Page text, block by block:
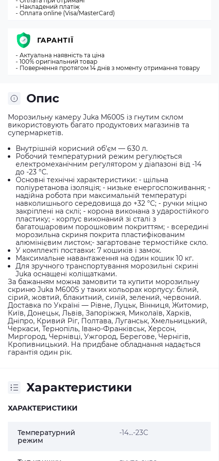
Опис
Морозильну камеру Juka M600S із гнутим склом
використовують багато продуктових магазинів та
супермаркетів.
Внутрішній корисний об’єм — 630 л.
Робочий температурний режим регулюється
електромеханічним регулятором у діапазоні від -14
до -23 °C.
Основні технічні характеристики: - щільна
поліуретанова ізоляція; - низьке енергоспоживання; -
надійна робота при максимальній температурі
навколишнього середовища до +32 °C; - ручки міцно
закріплені на склі; - корона виконана з ударостійкого
пластику; - корпус виконаний зі сталі з
багатошаровим порошковим покриттям; - всередині
морозильна скриня покрита пластифікованим
алюмінієвим листом;- загартоване термостійке скло.
У комплекті поставки: 7 кошиків і замок.
Максимальне навантаження на один кошик 10 кг.
Для зручного транспортування морозильні скрині
Juka оснащені коліщатками.
За бажанням можна замовити та купити морозильну
скриню Juka M600S у таких кольорах корпусу: білий,
сірий, жовтий, блакитний, синій, зелений, червоний.
Доставка по Україні — Рівне, Луцьк, Вінниця, Житомир,
Київ, Донецьк, Львів, Запоріжжя, Миколаїв, Харків,
Дніпро, Кривий Ріг, Полтава, Луганськ, Хмельницький,
Черкаси, Тернопіль, Івано-Франківськ, Херсон,
Миргород, Чернівці, Ужгород, Берегове, Чернігів,
Кропивницький. На придбане обладнання надається
гарантія один рік.
Характеристики
ХАРАКТЕРИСТИКИ
Температурний
режим
-14...-23С
- Накладений платіж
- Оплата online (Visa/MasterCard)
ГАРАНТІЇ
- Актуальна наявність та ціна
- 100% оригінальний товар
- Повернення протягом 14 днів з моменту отримання товару